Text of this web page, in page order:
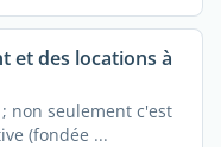
et des locations à
non seulement c'est
(fondée ...